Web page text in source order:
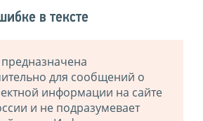
в тексте
для сообщений о
информации на сайте
и не подразумевает